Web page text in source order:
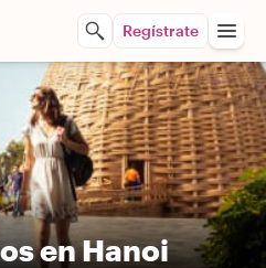
Regístrate
en Hanoi